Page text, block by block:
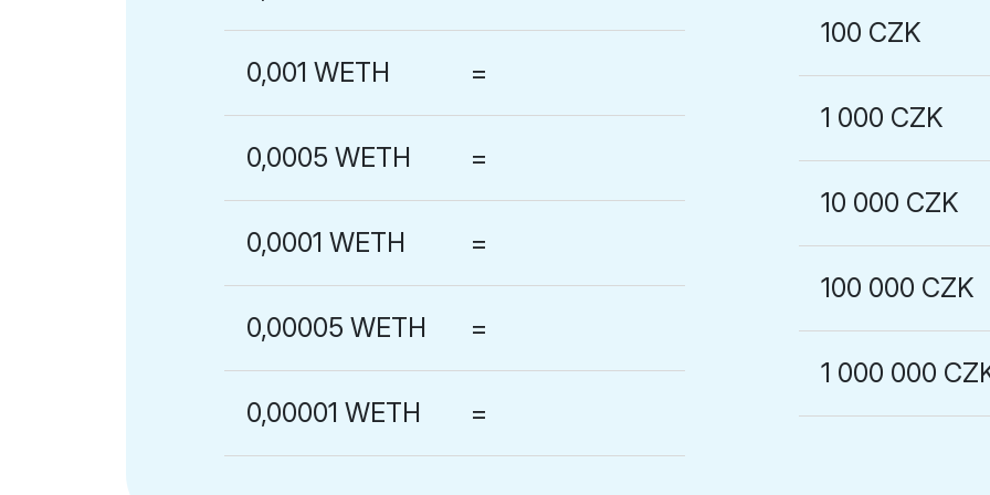
0,001 WETH =
0,0005 WETH =
0,0001 WETH =
0,00005 WETH =
0,00001 WETH =
100 CZK
1 000 CZK
10 000 CZK
100 000 CZK
1 000 000